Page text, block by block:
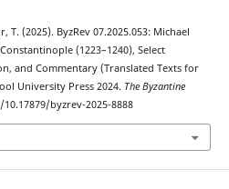
(2025). ByzRev 07.2025.053: Michael
(1223–1240), Select
and Commentary (Translated Texts for
University Press 2024. The Byzantine
byzrev-2025-8888